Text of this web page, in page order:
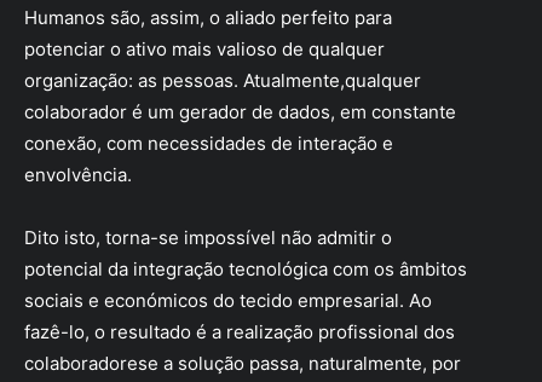
Humanos são, assim, o aliado perfeito para
potenciar o ativo mais valioso de qualquer
organização: as pessoas. Atualmente,qualquer
colaborador é um gerador de dados, em constante
conexão, com necessidades de interação e
envolvência.
Dito isto, torna-se impossível não admitir o
potencial da integração tecnológica com os âmbitos
sociais e económicos do tecido empresarial. Ao
fazê-lo, o resultado é a realização profissional dos
colaboradorese a solução passa, naturalmente, por